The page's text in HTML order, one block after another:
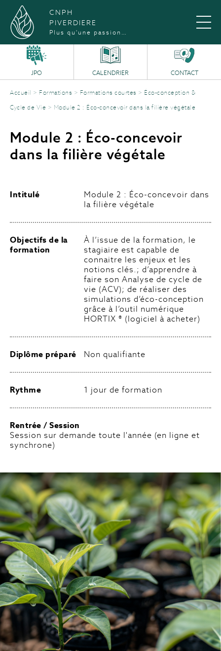
CNPH
PIVERDIERE
Plus qu'une passion…
JPO CALENDRIER CONTACT
Accueil > Formations > Formations courtes > Éco-conception &
Cycle de Vie > Module 2 : Éco-concevoir dans la filière végétale
Module 2 : Éco-concevoir
dans la filière végétale
Intitulé
Module 2 : Éco-concevoir dans
la filière végétale
Objectifs de la
formation
À l’issue de la formation, le
stagiaire est capable de
connaitre les enjeux et les
notions clés.; d’apprendre à
faire son Analyse de cycle de
vie (ACV); de réaliser des
simulations d’éco-conception
grâce à l’outil numérique
HORTIX ® (logiciel à acheter)
Diplôme préparé Non qualifiante
Rythme 1 jour de formation
Rentrée / Session
Session sur demande toute l'année (en ligne et
synchrone)